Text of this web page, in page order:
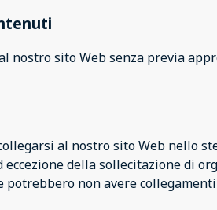
nostro sito Web senza previa
al nostro sito Web nello
della sollecitazione di
potrebbero non avere